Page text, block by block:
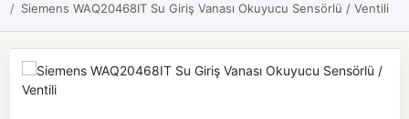
Siemens WAQ20468IT Su Giriş Vanası Okuyucu Sensörlü / Ventili